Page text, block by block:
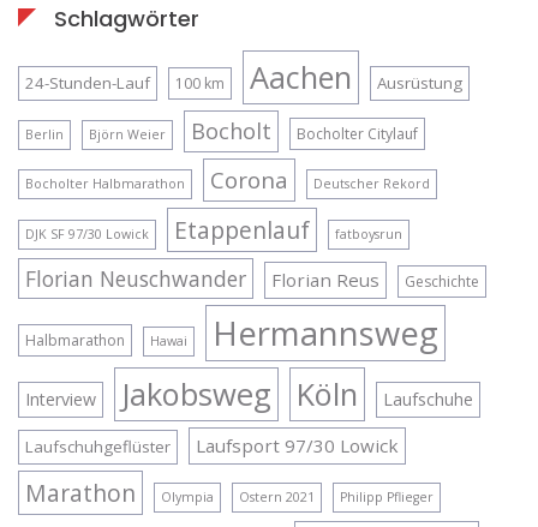
Schlagwörter
24-Stunden-Lauf 100 km Aachen Ausrüstung
Berlin Björn Weier Bocholt Bocholter Citylauf
Bocholter Halbmarathon Corona Deutscher Rekord
DJK SF 97/30 Lowick Etappenlauf fatboysrun
Florian Neuschwander Florian Reus Geschichte
Halbmarathon Hawai Hermannsweg
Interview Jakobsweg Köln Laufschuhe
Laufschuhgeflüster Laufsport 97/30 Lowick
Marathon Olympia Ostern 2021 Philipp Pflieger